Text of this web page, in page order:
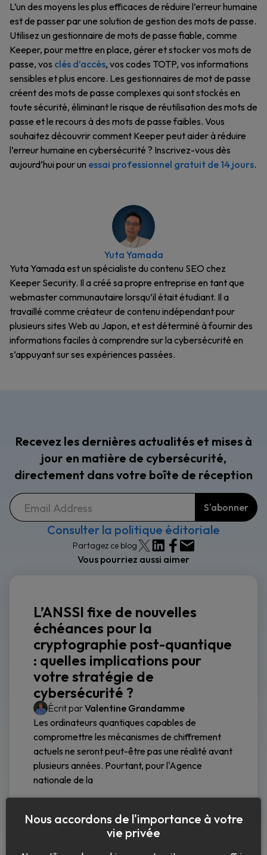
L’un des moyens les plus efficaces de réduire l’erreur humaine
est de passer par une solution de gestion des mots de passe.
Utilisez un gestionnaire de mots de passe fiable, comme
Keeper, pour mettre en place, gérer et stocker vos mots de
passe, vos clés d’accès, vos codes TOTP, vos informations
sensibles et plus encore. Les gestionnaires de mot de passe
créent des mots de passe complexes qui sont stockés en
toute sécurité, éliminant le risque de réutilisation des mots de
passe et le recours à des mots de passe faibles. Vous
souhaitez découvrir comment Keeper peut aider à réduire
l’erreur humaine en cybersécurité ? Inscrivez-vous dès
aujourd’hui pour un essai professionnel gratuit de 14 jours.
Yuta Yamada
Yuta Yamada est un spécialiste du contenu SEO chez
Keeper Security. Il a créé sa propre entreprise en tant que
webmaster communautaire lorsqu’il était étudiant. Il a
travaillé comme créateur de contenu indépendant pour
plusieurs sites Web au Japon, et est déterminé à fournir des
informations faciles à comprendre sur la cybersécurité en
s’appuyant sur ses expériences passées.
Recevez les dernières actualités et mises à
jour en matière de cybersécurité,
directement dans votre boîte de réception
Consulter la politique éditoriale
Partagez ce blog
Vous pourriez aussi aimer
L’ANSSI fixe de nouvelles
échéances pour la
cryptographie post-quantique
: quelles implications pour
votre stratégie de
cybersécurité ?
Écrit parValentine Grandamme
Les ordinateurs quantiques capables de
compromettre les mécanismes de chiffrement
actuels ne seront peut-être pas une réalité avant
plusieurs années. Pourtant, pour l'Agence
nationale de la
Lire la suite
Nous accordons de l'importance à votre
vie privée